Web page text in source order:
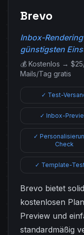
Brevo
Inbox-
günstigsten
💰 Kostenlos →
Mails/Tag gratis
✓ Test-
✓ Inbox-
✓
Check
✓ Template-
Brevo bietet
kostenlosen
Preview und
standardmäßig